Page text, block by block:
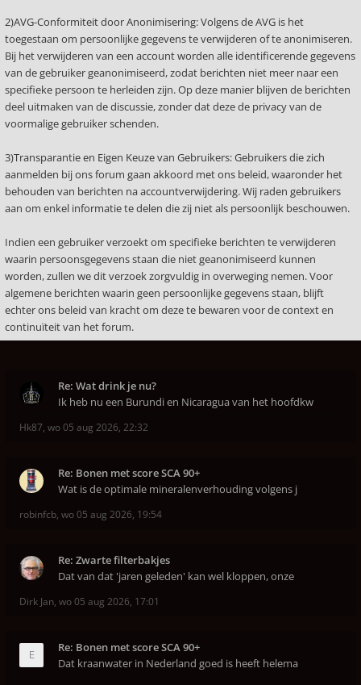
2)AVG-Conformiteit door Anonimisering: Volgens de AVG is het
toegestaan om persoonlijke gegevens te verwijderen of te anonimiseren.
Bij het verwijderen van een account worden alle identificerende gegevens
van de gebruiker geanonimiseerd, zodat berichten niet meer naar een
specifieke persoon te herleiden zijn. Op deze manier blijven de berichten
deel uitmaken van de discussie, zonder dat deze de privacy van de
voormalige gebruiker schenden.
3)Transparantie en Eigen Keuze van Gebruikers: Gebruikers die zich
aanmelden bij ons forum gaan akkoord met ons beleid, waaronder het
behouden van berichten na accountverwijdering. Wij raden gebruikers
aan om enkel informatie te delen die zij niet als persoonlijk beschouwen.
Indien een gebruiker verzoekt om specifieke berichten te verwijderen
waarin persoonsgegevens staan die niet geanonimiseerd kunnen
worden, zullen we dit verzoek zorgvuldig in overweging nemen. Voor
algemene berichten waarin geen persoonlijke gegevens staan, blijft
echter ons beleid van kracht om deze te bewaren voor de context en
continuïteit van het forum.
Re: Wat drink je nu?
Ik heb nu een Burundi en Nicaragua van het hoofdkw
Hk87, wo 05 aug 2026, 22:32
Re: Bonen met score SCA 90+
Wat is de optimale mineralenverhouding volgens j
robinfcb, wo 05 aug 2026, 19:54
Re: Zwarte filterbakjes
Dat van dat 'jaren geleden' kan wel kloppen, onze
Dirk Jan, wo 05 aug 2026, 17:01
Re: Bonen met score SCA 90+
Dat kraanwater in Nederland goed is heeft helema